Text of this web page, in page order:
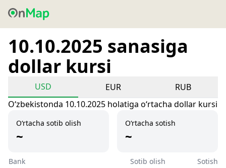
10.10.2025 sanasiga
dollar kursi
USD EUR
RUB
Oʻzbekistonda 10.10.2025 holatiga oʻrtacha dollar kursi
O‘rtacha sotib olish
~
O‘rtacha sotish
~
Bank Sotib olish
Sotish